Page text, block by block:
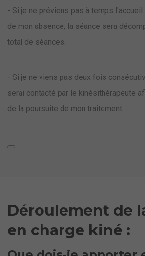
- Si je ne préviens pas à temps
de mon absence, la séance sera
total de séances.
- Si je ne viens pas deux fois
serai contacté par le kinésithérapeute
de la poursuite de mon traitement.
Déroulement de
en charge kiné :